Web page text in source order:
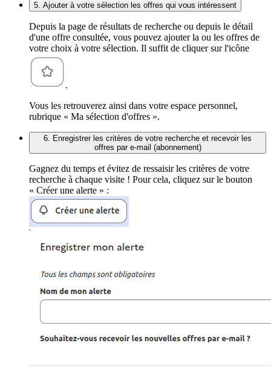
5. Ajouter à votre sélection les offres qui vous intéressent
Depuis la page de résultats de recherche ou depuis le détail
d'une offre consultée, vous pouvez ajouter la ou les offres de
votre choix à votre sélection. Il suffit de cliquer sur l'icône
.
Vous les retrouverez ainsi dans votre espace personnel,
rubrique « Ma sélection d'offres ».
6. Enregistrer les critères de votre recherche et recevoir les
offres par e-mail (abonnement)
Gagnez du temps et évitez de ressaisir les critères de votre
recherche à chaque visite ! Pour cela, cliquez sur le bouton
« Créer une alerte » :